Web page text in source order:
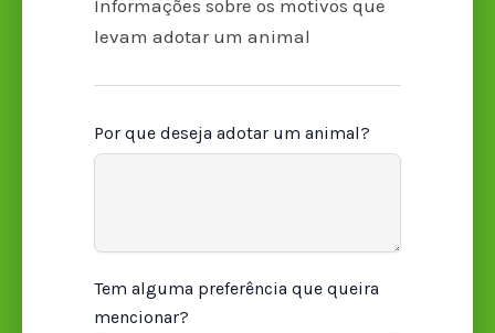
Informações sobre os motivos que
levam adotar um animal
Por que deseja adotar um animal?
Tem alguma preferência que queira
mencionar?